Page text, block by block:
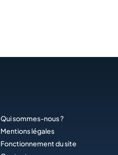
Qui sommes-nous ?
Mentions légales
Fonctionnement du site